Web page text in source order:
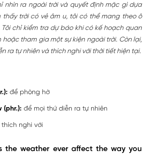
nhìn ra ngoài trời và quyết định mặc gì dựa
thấy trời có vẻ âm u, tôi có thể mang theo ô
chỉ kiểm tra dự báo khi có kế hoạch quan
hoặc tham gia một sự kiện ngoài trời. Còn lại,
ra tự nhiên và thích nghi với thời tiết hiện tại.
để phòng hờ
(phr.): để mọi thứ diễn ra tự nhiên
thích nghi với
the weather ever affect the way you